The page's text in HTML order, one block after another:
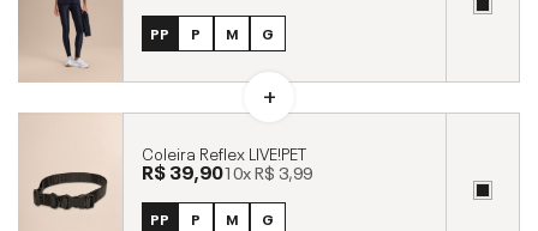
PP P M G
Coleira Reflex LIVE!PET
R$ 39,9010xR$ 3,99
PP P M G